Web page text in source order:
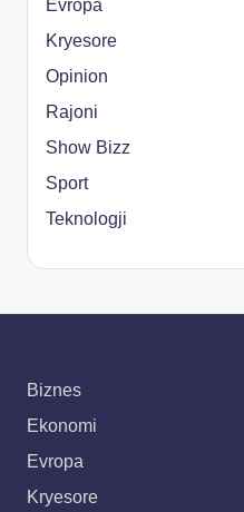
Evropa
Kryesore
Opinion
Rajoni
Show Bizz
Sport
Teknologji
Biznes
Ekonomi
Evropa
Kryesore